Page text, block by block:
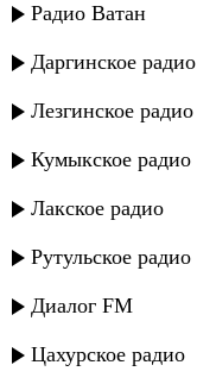
Радио Ватан
Даргинское радио
Лезгинское радио
Кумыкское радио
Лакское радио
Рутульское радио
Диалог FM
Цахурское радио